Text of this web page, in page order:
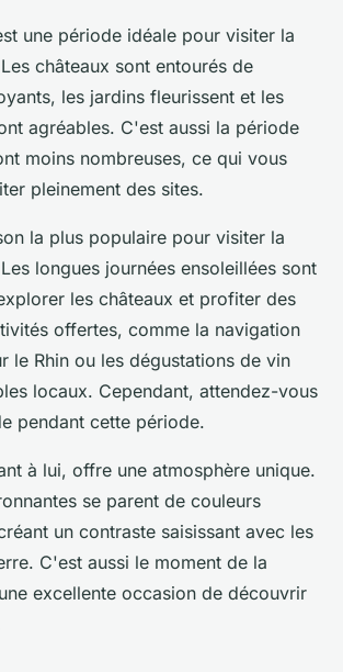
une période idéale pour visiter la
châteaux sont entourés de
les jardins fleurissent et les
agréables. C'est aussi la période
moins nombreuses, ce qui vous
pleinement des sites.
la plus populaire pour visiter la
longues journées ensoleillées sont
les châteaux et profiter des
offertes, comme la navigation
le Rhin ou les dégustations de vin
locaux. Cependant, attendez-vous
pendant cette période.
à lui, offre une atmosphère unique.
se parent de couleurs
un contraste saisissant avec les
C'est aussi le moment de la
excellente occasion de découvrir